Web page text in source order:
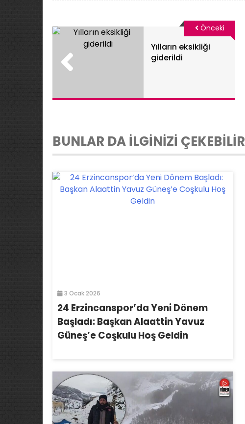
Yılların eksikliği
giderildi
Önceki
BUNLAR DA İLGİNİZİ ÇEKEBİLİR
3 Ocak 2026
24 Erzincanspor’da Yeni Dönem
Başladı: Başkan Alaattin Yavuz
Güneş’e Coşkulu Hoş Geldin